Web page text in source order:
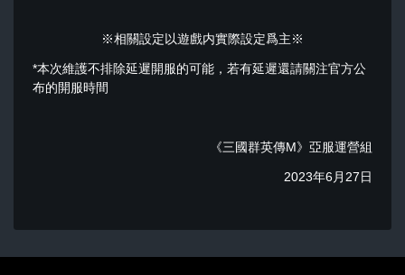
※相關設定以遊戲内實際設定爲主※
*本次維護不排除延遲開服的可能，若有延遲還請關注官方公
布的開服時間
《三國群英傳M》亞服運營組
2023年6月27日